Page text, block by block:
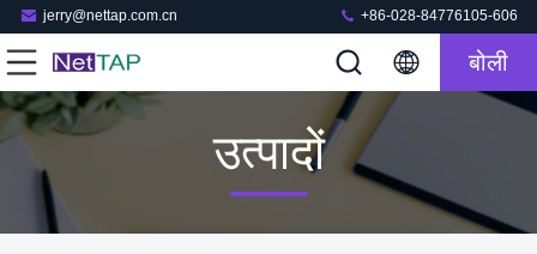
jerry@nettap.com.cn +86-028-84776105-606
बोली
उत्पादों